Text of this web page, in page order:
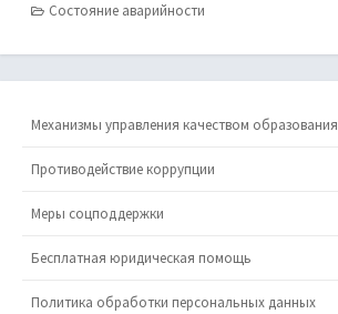
Состояние аварийности
Механизмы управления качеством образования
Противодействие коррупции
Меры соцподдержки
Бесплатная юридическая помощь
Политика обработки персональных данных